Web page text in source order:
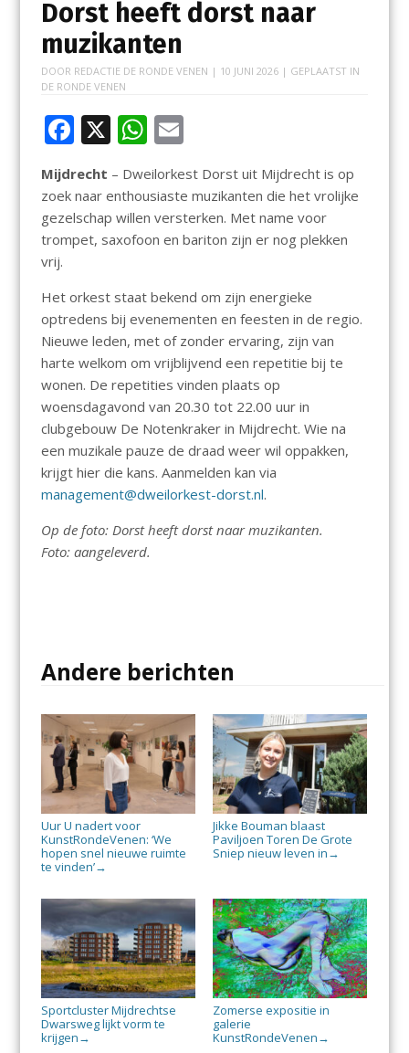
Dorst heeft dorst naar
muzikanten
DOOR REDACTIE DE RONDE VENEN | 10 JUNI 2026| GEPLAATST IN
DE RONDE VENEN
F
ac
e
b
o
k
X W
h
at
s
A
p
E
ai
l
Mijdrecht – Dweilorkest Dorst uit Mijdrecht is op
zoek naar enthousiaste muzikanten die het vrolijke
gezelschap willen versterken. Met name voor
trompet, saxofoon en bariton zijn er nog plekken
vrij.
Het orkest staat bekend om zijn energieke
optredens bij evenementen en feesten in de regio.
Nieuwe leden, met of zonder ervaring, zijn van
harte welkom om vrijblijvend een repetitie bij te
wonen. De repetities vinden plaats op
woensdagavond van 20.30 tot 22.00 uur in
clubgebouw De Notenkraker in Mijdrecht. Wie na
een muzikale pauze de draad weer wil oppakken,
krijgt hier die kans. Aanmelden kan via
management@dweilorkest-dorst.nl.
Op de foto: Dorst heeft dorst naar muzikanten.
Foto: aangeleverd.
Andere berichten
Uur U nadert voor
KunstRondeVenen: ‘We
hopen snel nieuwe ruimte
te vinden’→
Jikke Bouman blaast
Paviljoen Toren De Grote
Sniep nieuw leven in →
Sportcluster Mijdrechtse
Dwarsweg lijkt vorm te
krijgen →
Zomerse expositie in
galerie
KunstRondeVenen →